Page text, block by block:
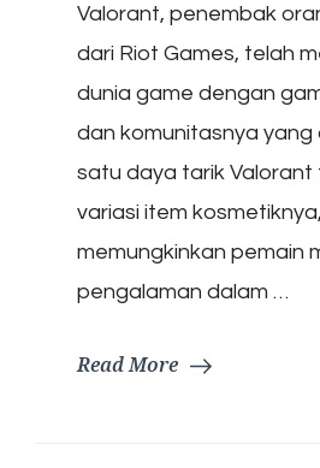
Valorant, penembak
dari Riot Games, telah
dunia game dengan
dan komunitasnya yang
satu daya tarik
variasi item
memungkinkan pemain
pengalaman dalam …
Read More